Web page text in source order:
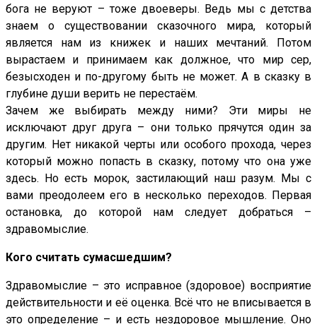
бога не веруют – тоже двоеверы. Ведь мы с детства
знаем о существовании сказочного мира, который
является нам из книжек и наших мечтаний. Потом
вырастаем и принимаем как должное, что мир сер,
безысходен и по-другому быть не может. А в сказку в
глубине души верить не перестаём.
Зачем же выбирать между ними? Эти миры не
исключают друг друга – они только прячутся один за
другим. Нет никакой черты или особого прохода, через
который можно попасть в сказку, потому что она уже
здесь. Но есть морок, застилающий наш разум. Мы с
вами преодолеем его в несколько переходов. Первая
остановка, до которой нам следует добраться –
здравомыслие.
Кого считать сумасшедшим?
Здравомыслие – это исправное (здоровое) восприятие
действительности и её оценка. Всё что не вписывается в
это определение – и есть нездоровое мышление. Оно